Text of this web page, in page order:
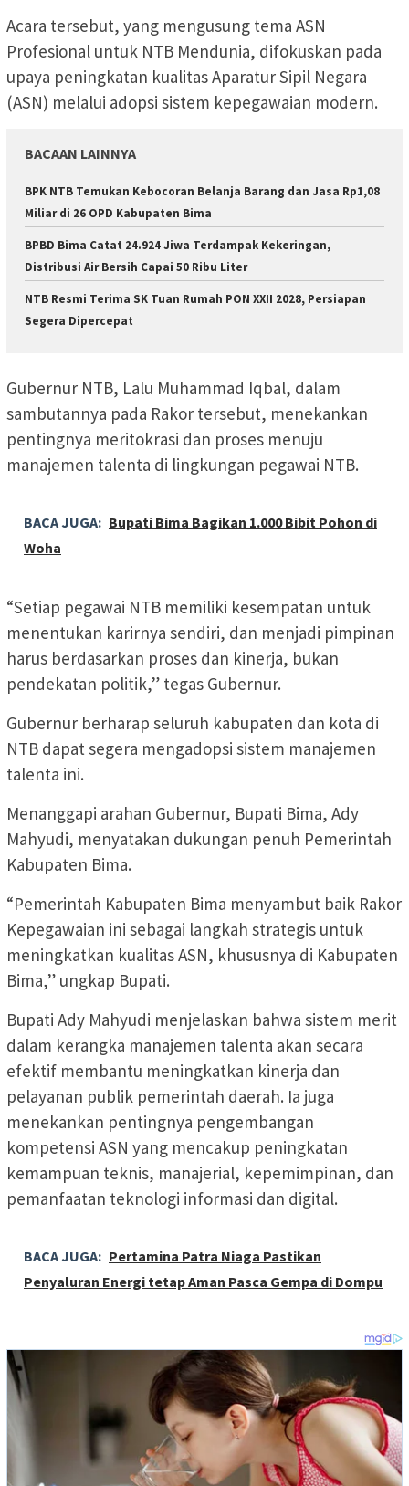
Acara tersebut, yang mengusung tema ASN
Profesional untuk NTB Mendunia, difokuskan pada
upaya peningkatan kualitas Aparatur Sipil Negara
(ASN) melalui adopsi sistem kepegawaian modern.
BACAAN LAINNYA
BPK NTB Temukan Kebocoran Belanja Barang dan Jasa Rp1,08
Miliar di 26 OPD Kabupaten Bima
BPBD Bima Catat 24.924 Jiwa Terdampak Kekeringan,
Distribusi Air Bersih Capai 50 Ribu Liter
NTB Resmi Terima SK Tuan Rumah PON XXII 2028, Persiapan
Segera Dipercepat
Gubernur NTB, Lalu Muhammad Iqbal, dalam
sambutannya pada Rakor tersebut, menekankan
pentingnya meritokrasi dan proses menuju
manajemen talenta di lingkungan pegawai NTB.
BACA JUGA: Bupati Bima Bagikan 1.000 Bibit Pohon di
Woha
“Setiap pegawai NTB memiliki kesempatan untuk
menentukan karirnya sendiri, dan menjadi pimpinan
harus berdasarkan proses dan kinerja, bukan
pendekatan politik,” tegas Gubernur.
Gubernur berharap seluruh kabupaten dan kota di
NTB dapat segera mengadopsi sistem manajemen
talenta ini.
Menanggapi arahan Gubernur, Bupati Bima, Ady
Mahyudi, menyatakan dukungan penuh Pemerintah
Kabupaten Bima.
“Pemerintah Kabupaten Bima menyambut baik Rakor
Kepegawaian ini sebagai langkah strategis untuk
meningkatkan kualitas ASN, khususnya di Kabupaten
Bima,” ungkap Bupati.
Bupati Ady Mahyudi menjelaskan bahwa sistem merit
dalam kerangka manajemen talenta akan secara
efektif membantu meningkatkan kinerja dan
pelayanan publik pemerintah daerah. Ia juga
menekankan pentingnya pengembangan
kompetensi ASN yang mencakup peningkatan
kemampuan teknis, manajerial, kepemimpinan, dan
pemanfaatan teknologi informasi dan digital.
BACA JUGA: Pertamina Patra Niaga Pastikan
Penyaluran Energi tetap Aman Pasca Gempa di Dompu